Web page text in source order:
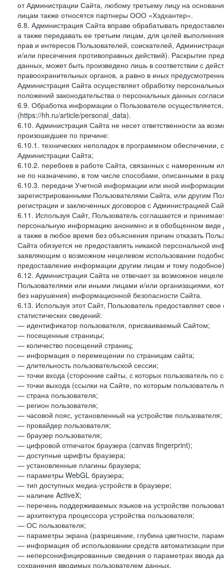
от Администрации Сайта, любому третьему лицу на
лицам также относятся партнеры ООО «Хэдхантер».
6.8. Администрация Сайта вправе обрабатывать
а также передавать ее третьим лицам, для целей
прав и интересов Пользователей, соискателей,
и/или пресечения противоправных действий). Раскрытие
данных, может быть произведено лишь в соответствии с
правоохранительных органов, а равно в иных
Администрация Сайта осуществляет обработку
положений законодательства о персональных данных
6.9. Обработка информации о Пользователе
(https://hh.ru/article/personal_data).
6.10. Администрация Сайта не несет ответственности за
произошедшее по причине:
6.10.1. технических неполадок в программном
Администрации Сайта;
6.10.2. перебоев в работе Сайта, связанных с намеренным
не по назначению, в том числе способами, описанными в
6.10.3. передачи Учетной информации или иной
зарегистрированными Пользователями Сайта, или другим
регистрации и заключенных договоров с Администрацией
6.11. Используя Сайт, Пользователь соглашается и
персональную информацию анонимно и в обобщенном виде
а также в любое время без объяснения причин отказать
Сайта обязуется не предоставлять никакой персональной
заявляющим о возможном нецелевом использовании
предоставление информации другим лицам и тому
6.12. Администрация Сайта не отвечает за возможное
Пользователями или иными лицами и/или организациями,
без нарушения) информационной безопасности Сайта.
6.13. Используя этот Сайт, Пользователь предоставляет
статистических сведений:
— идентификатор пользователя, присваиваемый Сайтом;
— посещенные страницы;
— количество посещений страниц;
— информация о перемещении по страницам сайта;
— длительность пользовательской сессии;
— точки входа (сторонние сайты, с которых пользователь по
— точки выхода (ссылки на Сайте, по которым пользователь
— страна пользователя;
— регион пользователя;
— часовой пояс, установленный на устройстве пользователя;
— провайдер пользователя;
— браузер пользователя;
— цифровой отпечаток браузера (canvas fingerprint);
— доступные шрифты браузера;
— установленные плагины браузера;
— параметры WebGL браузера;
— тип доступных медиа-устройств в браузере;
— наличие ActiveX;
— перечень поддерживаемых языков на устройстве
— архитектура процессора устройства пользователя;
— ОС пользователя;
— параметры экрана (разрешение, глубина цветности,
— информация об использовании средств автоматизации
— неперсонифицированные сведения о параметрах ввода
сохранения вводимых пользователем данных.